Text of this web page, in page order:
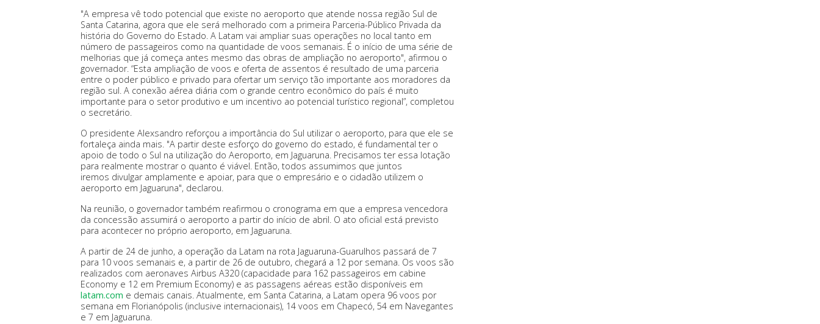
"A empresa vê todo potencial que existe no aeroporto que atende nossa região Sul de
Santa Catarina, agora que ele será melhorado com a primeira Parceria-Público Privada da
história do Governo do Estado. A Latam vai ampliar suas operações no local tanto em
número de passageiros como na quantidade de voos semanais. É o início de uma série de
melhorias que já começa antes mesmo das obras de ampliação no aeroporto", afirmou o
governador. “Esta ampliação de voos e oferta de assentos é resultado de uma parceria
entre o poder público e privado para ofertar um serviço tão importante aos moradores da
região sul. A conexão aérea diária com o grande centro econômico do país é muito
importante para o setor produtivo e um incentivo ao potencial turístico regional”, completou
o secretário.
O presidente Alexsandro reforçou a importância do Sul utilizar o aeroporto, para que ele se
fortaleça ainda mais. "A partir deste esforço do governo do estado, é fundamental ter o
apoio de todo o Sul na utilização do Aeroporto, em Jaguaruna. Precisamos ter essa lotação
para realmente mostrar o quanto é viável. Então, todos assumimos que juntos
iremos divulgar amplamente e apoiar, para que o empresário e o cidadão utilizem o
aeroporto em Jaguaruna", declarou.
Na reunião, o governador também reafirmou o cronograma em que a empresa vencedora
da concessão assumirá o aeroporto a partir do início de abril. O ato oficial está previsto
para acontecer no próprio aeroporto, em Jaguaruna.
A partir de 24 de junho, a operação da Latam na rota Jaguaruna-Guarulhos passará de 7
para 10 voos semanais e, a partir de 26 de outubro, chegará a 12 por semana. Os voos são
realizados com aeronaves Airbus A320 (capacidade para 162 passageiros em cabine
Economy e 12 em Premium Economy) e as passagens aéreas estão disponíveis em
latam.com e demais canais. Atualmente, em Santa Catarina, a Latam opera 96 voos por
semana em Florianópolis (inclusive internacionais), 14 voos em Chapecó, 54 em Navegantes
e 7 em Jaguaruna.